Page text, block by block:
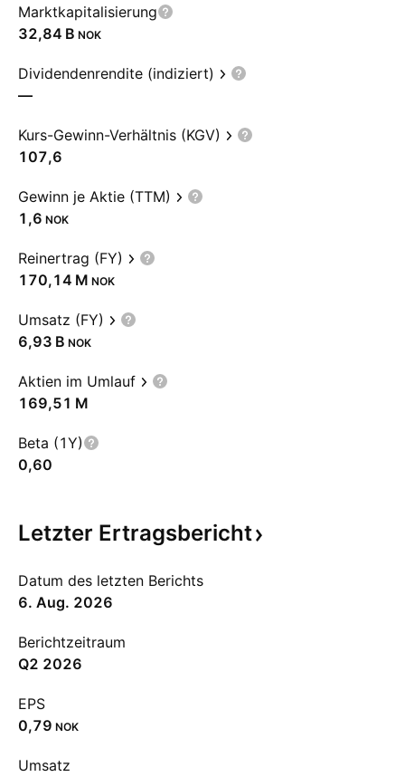
Marktkapitalisierung
‪32,84 B‬ NOK
Dividendenrendite (indiziert)
—
Kurs-Gewinn-Verhältnis (KGV)
107,6
Gewinn je Aktie (TTM)
1,6 NOK
Reinertrag (FY)
‪170,14 M‬ NOK
Umsatz (FY)
‪6,93 B‬ NOK
Aktien im Umlauf
‪169,51 M‬
Beta (1Y)
0,60
Letzter Ertragsbericht
Datum des letzten Berichts
6. Aug. 2026
Berichtzeitraum
Q2 2026
EPS
0,79 NOK
Umsatz